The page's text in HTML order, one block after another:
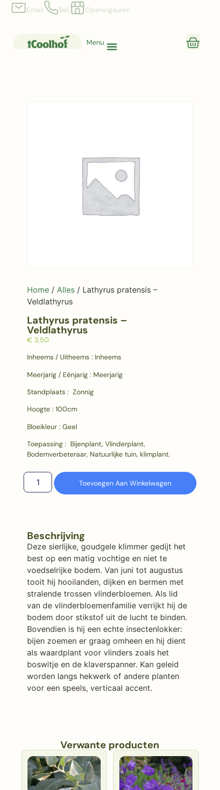
Email Bel. Openingsuren
Menu
Home/ Alles/ Lathyrus pratensis –
Veldlathyrus
Lathyrus pratensis –
Veldlathyrus
€ 3,50
Inheems / Uitheems : Inheems
Meerjarig / Eénjarig : Meerjarig
Standplaats : Zonnig
Hoogte : 100cm
Bloeikleur : Geel
Toepassing : Bijenplant, Vlinderplant,
Bodemverbeteraar, Natuurlijke tuin, klimplant.
Toevoegen Aan Winkelwagen
Beschrijving
Deze sierlijke, goudgele klimmer gedijt het
best op een matig vochtige en niet te
voedselrijke bodem. Van juni tot augustus
tooit hij hooilanden, dijken en bermen met
stralende trossen vlinderbloemen. Als lid
van de vlinderbloemenfamilie verrijkt hij de
bodem door stikstof uit de lucht te binden.
Bovendien is hij een echte insectenlokker:
bijen zoemen er graag omheen en hij dient
als waardplant voor vlinders zoals het
boswitje en de klaverspanner. Kan geleid
worden langs hekwerk of andere planten
voor een speels, verticaal accent.
Verwante producten